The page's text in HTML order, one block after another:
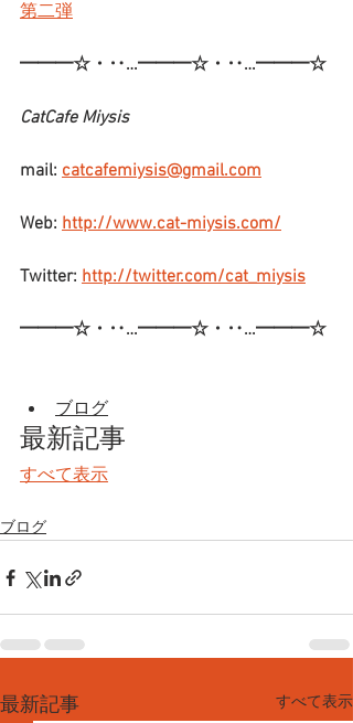
第二弾
━━━☆・‥…━━━☆・‥…━━━☆
CatCafe Miysis
mail: catcafemiysis@gmail.com
Web: http://www.cat-miysis.com/
Twitter: http://twitter.com/cat_miysis
━━━☆・‥…━━━☆・‥…━━━☆
ブログ
最新記事
すべて表示
ブログ
最新記事 すべて表示